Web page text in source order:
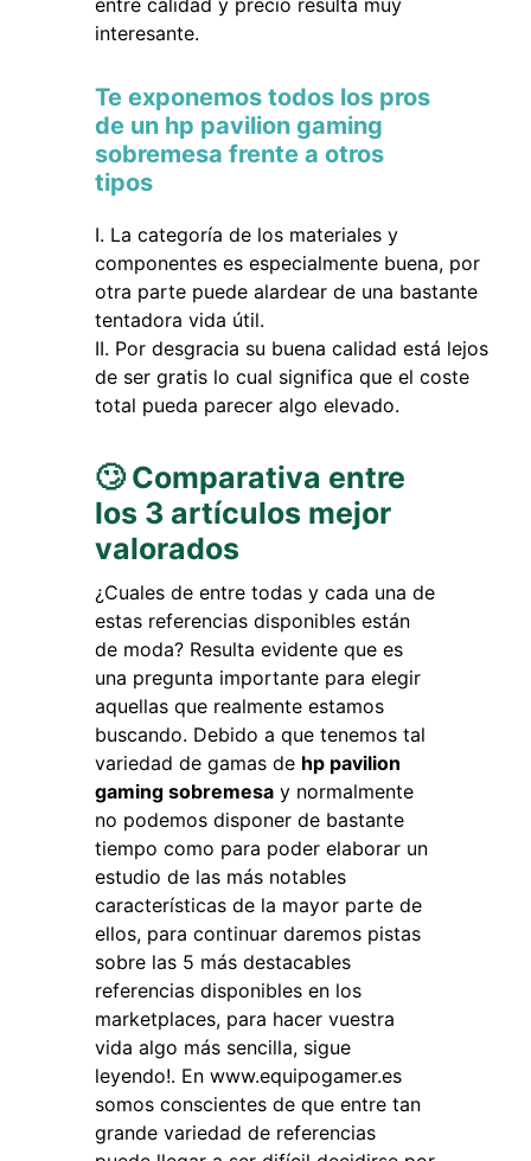
entre calidad y precio resulta muy
interesante.
Te exponemos todos los pros
de un hp pavilion gaming
sobremesa frente a otros
tipos
La categoría de los materiales y
componentes es especialmente buena, por
otra parte puede alardear de una bastante
tentadora vida útil.
Por desgracia su buena calidad está lejos
de ser gratis lo cual significa que el coste
total pueda parecer algo elevado.
🙄 Comparativa entre
los 3 artículos mejor
valorados
¿Cuales de entre todas y cada una de
estas referencias disponibles están
de moda? Resulta evidente que es
una pregunta importante para elegir
aquellas que realmente estamos
buscando. Debido a que tenemos tal
variedad de gamas de hp pavilion
gaming sobremesa y normalmente
no podemos disponer de bastante
tiempo como para poder elaborar un
estudio de las más notables
características de la mayor parte de
ellos, para continuar daremos pistas
sobre las 5 más destacables
referencias disponibles en los
marketplaces, para hacer vuestra
vida algo más sencilla, sigue
leyendo!. En www.equipogamer.es
somos conscientes de que entre tan
grande variedad de referencias